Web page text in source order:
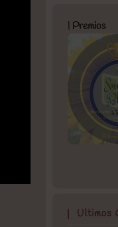
| Premios
Ultimos